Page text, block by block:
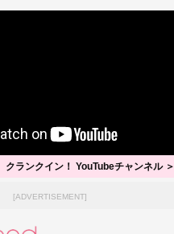
クランクイン！ YouTubeチャンネル ＞
[ADVERTISEMENT]